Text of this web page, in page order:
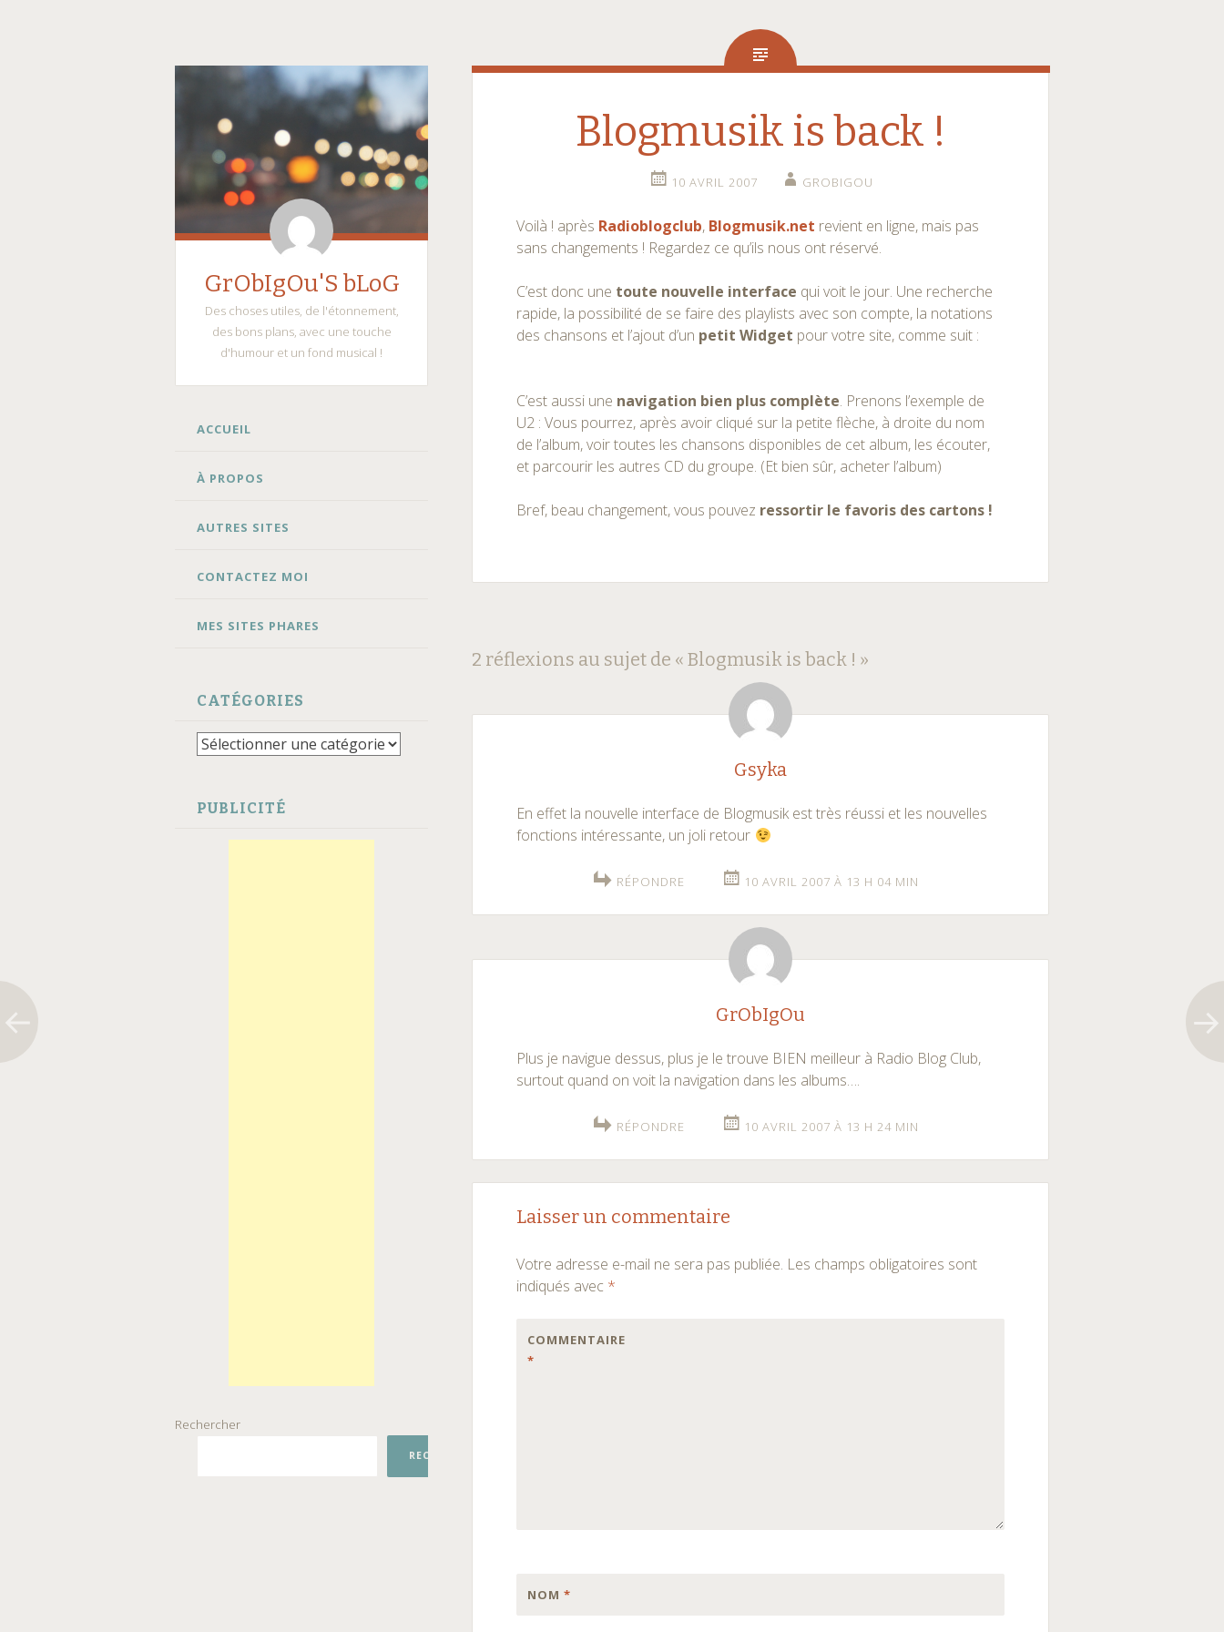
GrObIgOu'S bLoG
Des choses utiles, de l'étonnement,
des bons plans, avec une touche
d'humour et un fond musical !
ALLER
CONTENU
ACCUEIL
À PROPOS
AUTRES SITES
CONTACTEZ MOI
MES SITES PHARES
CATÉGORIES
Catégories
PUBLICITÉ
Rechercher
RECHERCHER
Blogmusik is back !
10 AVRIL 2007 GROBIGOU
Voilà ! après Radioblogclub, Blogmusik.net revient en ligne, mais pas
sans changements ! Regardez ce qu’ils nous ont réservé.
C’est donc une toute nouvelle interface qui voit le jour. Une recherche
rapide, la possibilité de se faire des playlists avec son compte, la notations
des chansons et l’ajout d’un petit Widget pour votre site, comme suit :
C’est aussi une navigation bien plus complète. Prenons l’exemple de
U2 : Vous pourrez, après avoir cliqué sur la petite flèche, à droite du nom
de l’album, voir toutes les chansons disponibles de cet album, les écouter,
et parcourir les autres CD du groupe. (Et bien sûr, acheter l’album)
Bref, beau changement, vous pouvez ressortir le favoris des cartons !
Navigation
des
←
→
2 réflexions au sujet de «Blogmusik is back ! »
Gsyka
En effet la nouvelle interface de Blogmusik est très réussi et les nouvelles
fonctions intéressante, un joli retour
RÉPONDRE 10 AVRIL 2007 À 13 H 04 MIN
GrObIgOu
Plus je navigue dessus, plus je le trouve BIEN meilleur à Radio Blog Club,
surtout quand on voit la navigation dans les albums….
RÉPONDRE 10 AVRIL 2007 À 13 H 24 MIN
Laisser un commentaire
Votre adresse e-mail ne sera pas publiée. Les champs obligatoires sont
indiqués avec *
COMMENTAIRE
*
NOM*